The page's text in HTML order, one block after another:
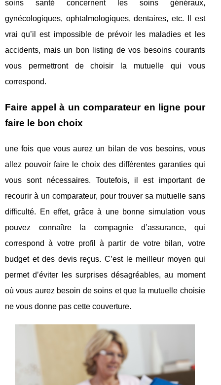
soins santé concernent les soins généraux,
gynécologiques, ophtalmologiques, dentaires, etc. Il est
vrai qu’il est impossible de prévoir les maladies et les
accidents, mais un bon listing de vos besoins courants
vous permettront de choisir la mutuelle qui vous
correspond.
Faire appel à un comparateur en ligne pour
faire le bon choix
une fois que vous aurez un bilan de vos besoins, vous
allez pouvoir faire le choix des différentes garanties qui
vous sont nécessaires. Toutefois, il est important de
recourir à un comparateur, pour trouver sa mutuelle sans
difficulté. En effet, grâce à une bonne simulation vous
pouvez connaître la compagnie d’assurance, qui
correspond à votre profil à partir de votre bilan, votre
budget et des devis reçus. C’est le meilleur moyen qui
permet d’éviter les surprises désagréables, au moment
où vous aurez besoin de soins et que la mutuelle choisie
ne vous donne pas cette couverture.